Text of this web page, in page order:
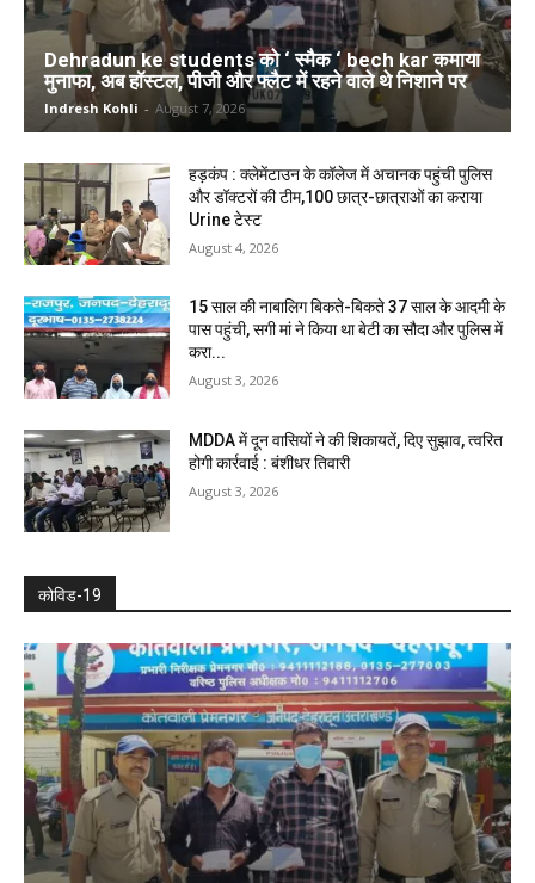
Dehradun ke students को ‘ स्मैक ‘ bech kar कमाया
मुनाफा, अब हॉस्टल, पीजी और फ्लैट में रहने वाले थे निशाने पर
Indresh Kohli - August 7, 2026
हड़कंप : क्लेमेंटाउन के कॉलेज में अचानक पहुंची पुलिस
और डॉक्टरों की टीम,100 छात्र-छात्राओं का कराया
Urine टेस्ट
August 4, 2026
15 साल की नाबालिग बिकते-बिकते 37 साल के आदमी के
पास पहुंची, सगी मां ने किया था बेटी का सौदा और पुलिस में
करा...
August 3, 2026
MDDA में दून वासियों ने की शिकायतें, दिए सुझाव, त्वरित
होगी कार्रवाई : बंशीधर तिवारी
August 3, 2026
कोविड-19